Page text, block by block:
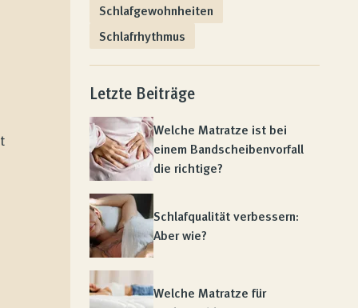
Schlafgewohnheiten
Schlafrhythmus
Letzte Beiträge
Welche Matratze ist bei
einem Bandscheibenvorfall
die richtige?
Schlafqualität verbessern:
Aber wie?
Welche Matratze für